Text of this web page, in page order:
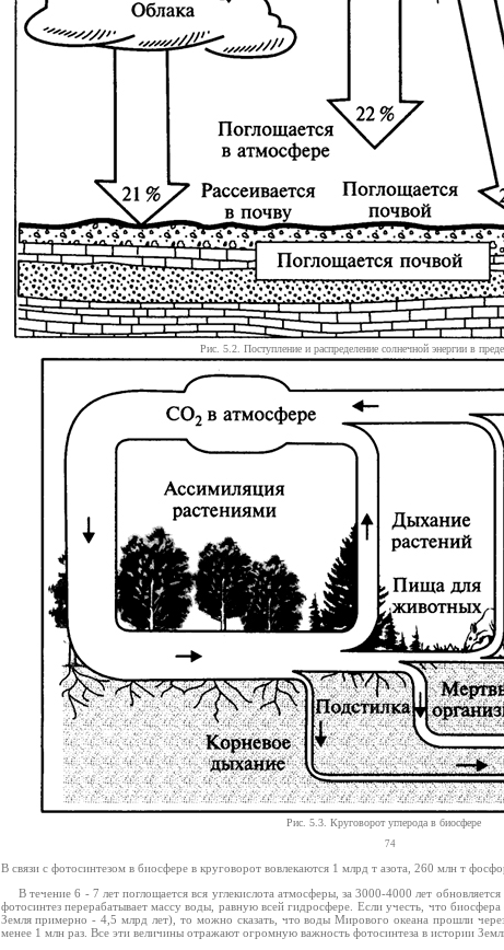
Рис. 5.2. Поступление и распределение солнечной энергии в
Рис. 5.3. Круговорот углерода в биосфере
74
В связи с фотосинтезом в биосфере в круговорот вовлекаются 1 млрд т азота, 260 млн т
В течение 6 - 7 лет поглощается вся углекислота атмосферы, за 3000-4000 лет
фотосинтез перерабатывает массу воды, равную всей гидросфере. Если учесть, что
Земля примерно - 4,5 млрд лет), то можно сказать, что воды Мирового океана прошли
менее 1 млн раз. Все эти величины отражают огромную важность фотосинтеза в истории